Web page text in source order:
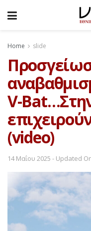
Home slide
V-
(video)
14 Μαΐου 2025 - Updated